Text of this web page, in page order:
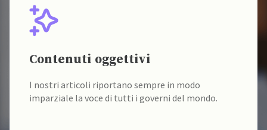
Contenuti oggettivi
I nostri articoli riportano sempre in modo
imparziale la voce di tutti i governi del mondo.